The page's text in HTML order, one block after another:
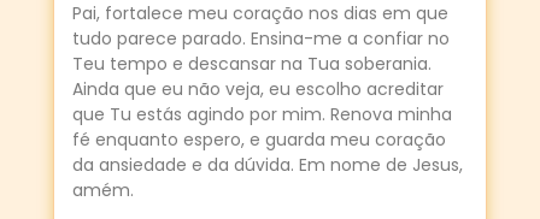
Pai, fortalece meu coração nos dias em que
tudo parece parado. Ensina-me a confiar no
Teu tempo e descansar na Tua soberania.
Ainda que eu não veja, eu escolho acreditar
que Tu estás agindo por mim. Renova minha
fé enquanto espero, e guarda meu coração
da ansiedade e da dúvida. Em nome de Jesus,
amém.